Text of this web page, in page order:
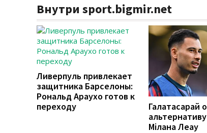
Внутри sport.bigmir.net
Ливерпуль привлекает
защитника Барселоны:
Рональд Араухо готов к
переходу
Галатасарай
альтернативу
Мілана Леау